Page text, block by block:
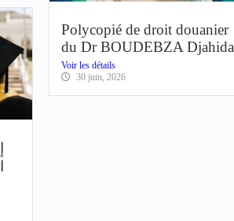
Polycopié de droit douanier
du Dr BOUDEBZA Djahida
Voir les détails
30 juin, 2026